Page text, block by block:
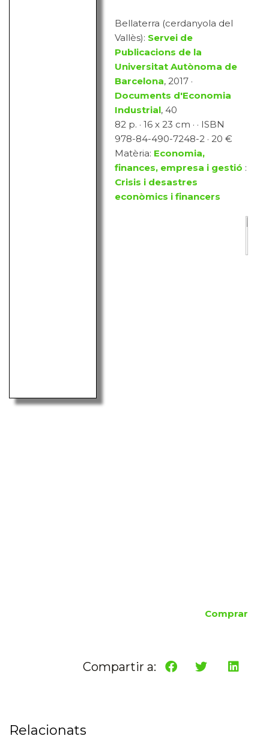
Bellaterra (cerdanyola del
Vallès): Servei de
Publicacions de la
Universitat Autònoma de
Barcelona, 2017 ·
Documents d'Economia
Industrial, 40
82 p. · 16 x 23 cm · · ISBN
978-84-490-7248-2 · 20 €
Matèria: Economia,
finances, empresa i gestió :
Crisis i desastres
econòmics i financers
Comprar
Compartir a:
Relacionats